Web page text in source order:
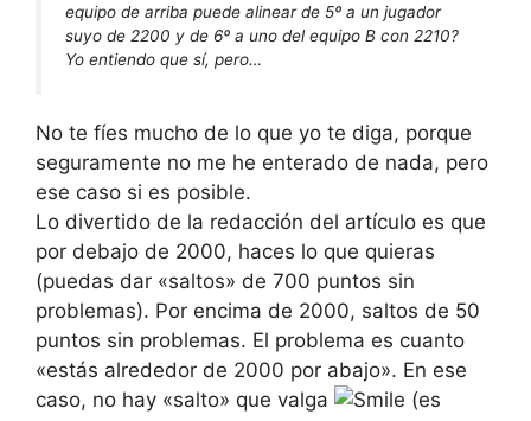
equipo de arriba puede alinear de 5º a un jugador
suyo de 2200 y de 6º a uno del equipo B con 2210?
Yo entiendo que sí, pero…
No te fíes mucho de lo que yo te diga, porque
seguramente no me he enterado de nada, pero
ese caso si es posible.
Lo divertido de la redacción del artículo es que
por debajo de 2000, haces lo que quieras
(puedas dar «saltos» de 700 puntos sin
problemas). Por encima de 2000, saltos de 50
puntos sin problemas. El problema es cuanto
«estás alrededor de 2000 por abajo». En ese
caso, no hay «salto» que valga
(es